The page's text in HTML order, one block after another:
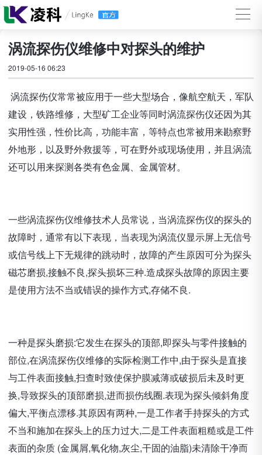
涡流探伤仪维修中对探头的维护
2019-05-16 06:23
涡流探伤仪常常被应用于一些大型场合，像航空航天，军队
建设，铁路维修，大型矿工企业等同时涡流探伤仪还因为其
实用性强，性价比高，功能丰富，等特点也常被用来勘察野
外地形，以及野外救援等，可在野外或现场使用，并且涡流
还可以用来探测各类有色金属、金属管材。
一些涡流探伤仪维修技术人员常说，当涡流探伤仪的探头的
故障时，通常有以下表现，当表现为涡流仪显示屏上无信号
或信号线上下无规律的跳动时，故障的产生原因可分为探头
磁芯磨损,接触不良,探头损坏三种.造成探头故障的原因主要
是使用方法不当或错误的操作方式,存储不良.
一种是探头磨损:它发生在探头的顶部,即探头与零件接触的
部位,在涡流探伤仪维修的实际检测工作中,由于探头是直接
与工件表面接触,扫查时致使保护膜减薄或破损后未及时更
换,导致探头的顶部磨损,进而损伤线圈.表现为探头倾斜角度
偏大,平衡点漂移.其原因有两种,一是工作者手持探头的方式
不当和施加在探头上的压力过大,二是工件表面粗糙或是工件
表面的杂质 (金属屑,氧化物,灰尘,干固的油脂)未清除干净而